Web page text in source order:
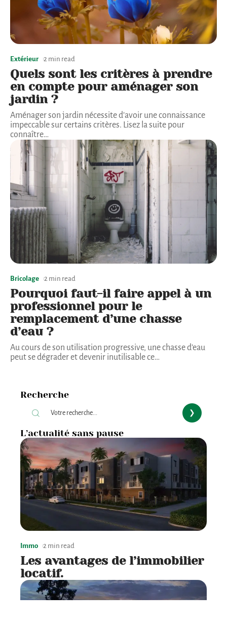
Extérieur 2 min read
Quels sont les critères à prendre
en compte pour aménager son
jardin ?
Aménager son jardin nécessite d’avoir une connaissance
impeccable sur certains critères. Lisez la suite pour
connaître…
Bricolage 2 min read
Pourquoi faut-il faire appel à un
professionnel pour le
remplacement d’une chasse
d’eau ?
Au cours de son utilisation progressive, une chasse d’eau
peut se dégrader et devenir inutilisable ce…
Recherche
L’actualité sans pause
Immo 2 min read
Les avantages de l’immobilier
locatif.